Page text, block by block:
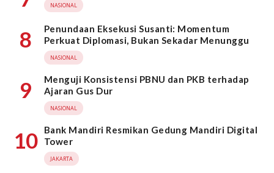
NASIONAL
8
Penundaan Eksekusi Susanti: Momentum
Perkuat Diplomasi, Bukan Sekadar Menunggu
NASIONAL
9
Menguji Konsistensi PBNU dan PKB terhadap
Ajaran Gus Dur
NASIONAL
10
Bank Mandiri Resmikan Gedung Mandiri Digital
Tower
JAKARTA